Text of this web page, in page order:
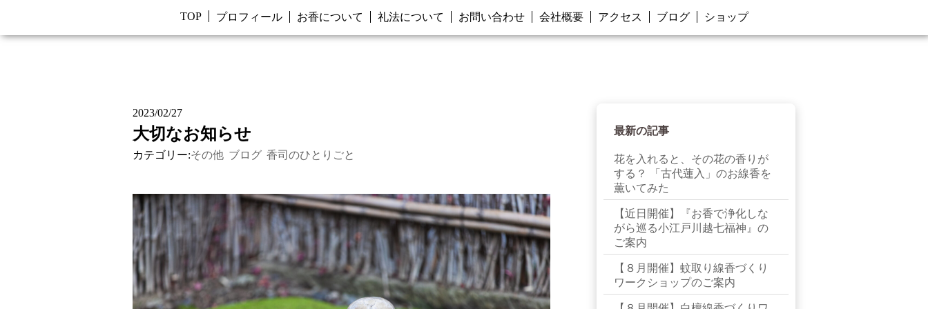
TOP プロフィール お香について 礼法について お問い合わせ 会社概要 アクセス ブログ ショップ
2023/02/27
大切なお知らせ
カテゴリー:その他 ブログ 香司のひとりごと
最新の記事
花を入れると、その花の香りが
する？ 「古代蓮入」のお線香を
薫いてみた
【近日開催】『お香で浄化しな
がら巡る小江戸川越七福神』の
ご案内
【８月開催】蚊取り線香づくり
ワークショップのご案内